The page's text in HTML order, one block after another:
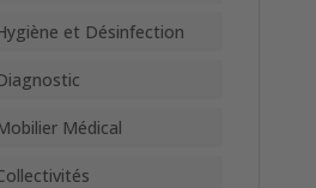
et Désinfection
Médical